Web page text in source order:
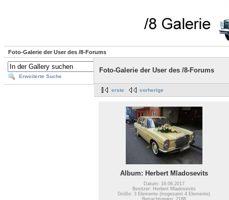
Foto-Galerie der User des /8-Forums
Erweiterte Suche
Foto-Galerie der User des /8-Forums
erste vorherige
Album: Herbert Mladosevits
Datum: 16.06.2017
Besitzer: Herbert Mladosevits
Größe: 3 Elemente (insgesamt 4 Elemente)
Betrachtungen: 2188